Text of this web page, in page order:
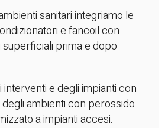
sanitari integriamo le
e fancoil con
prima e dopo
interventi e degli impianti con
ambienti con perossido
a impianti accesi.